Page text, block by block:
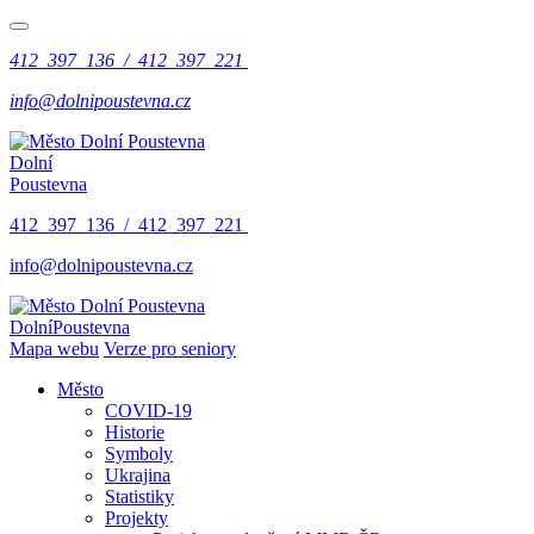
412 397 136 / 412 397 221
info@dolnipoustevna.cz
Dolní
Poustevna
412 397 136 / 412 397 221
info@dolnipoustevna.cz
DolníPoustevna
Mapa webu Verze pro seniory
Město
COVID-19
Historie
Symboly
Ukrajina
Statistiky
Projekty